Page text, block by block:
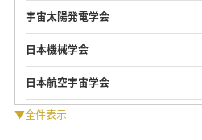
宇宙太陽発電学会
日本機械学会
日本航空宇宙学会
▼全件表示